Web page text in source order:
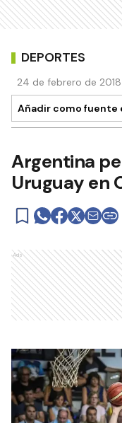
DEPORTES
24 de febrero de
Añadir como fuente
Argentina
Uruguay en
Ads